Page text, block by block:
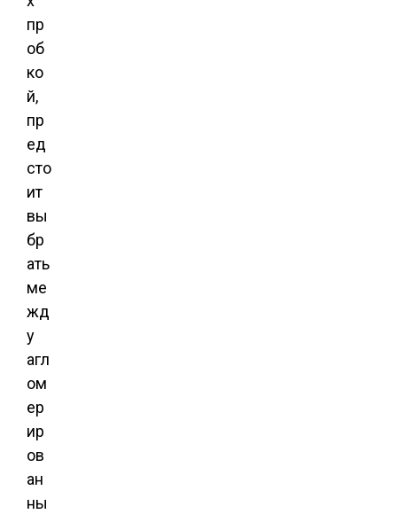
пр
об
ко
й,
пр
ед
сто
ит
вы
бр
ать
ме
жд
у
агл
ом
ер
ир
ов
ан
ны